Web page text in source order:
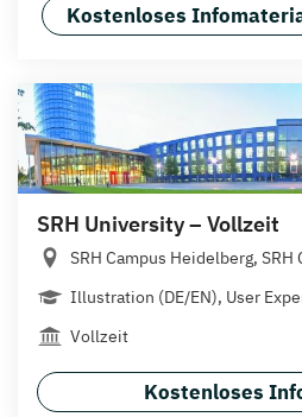
Kostenloses
SRH University – Vollzeit
SRH Campus Heidelberg, SRH
Illustration (DE/EN), User
Vollzeit
Kostenloses